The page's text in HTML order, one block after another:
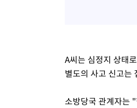
A씨는 심정지 상태
별도의 사고 신고는
소방당국 관계자는